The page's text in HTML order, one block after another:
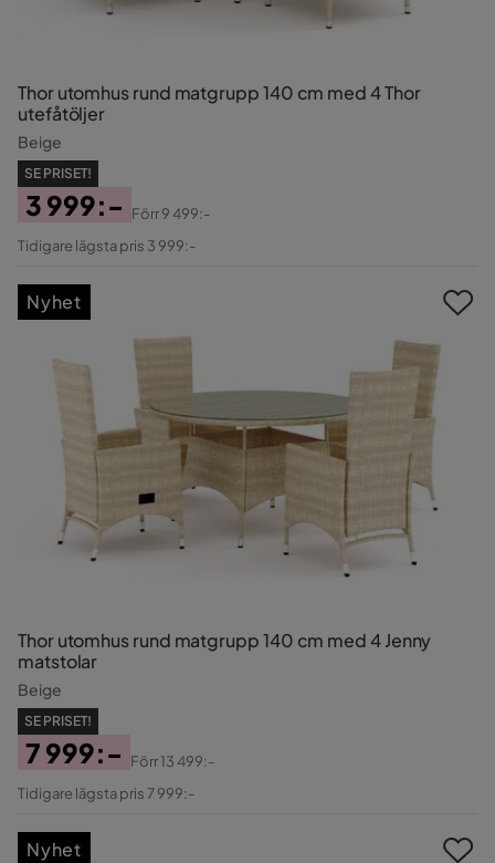
Thor utomhus rund matgrupp 140 cm med 4 Thor
utefåtöljer
Beige
SE PRISET!
Pris
3 999:-
Original
Förr9 499:-
Tidigare lägsta pris 3 999:-
Thor utomhus rund matgrupp 140 cm med 4 Jenny
matstolar
Beige
SE PRISET!
Pris
7 999:-
Original
Förr13 499:-
Tidigare lägsta pris 7 999:-
Nyhet
Nyhet